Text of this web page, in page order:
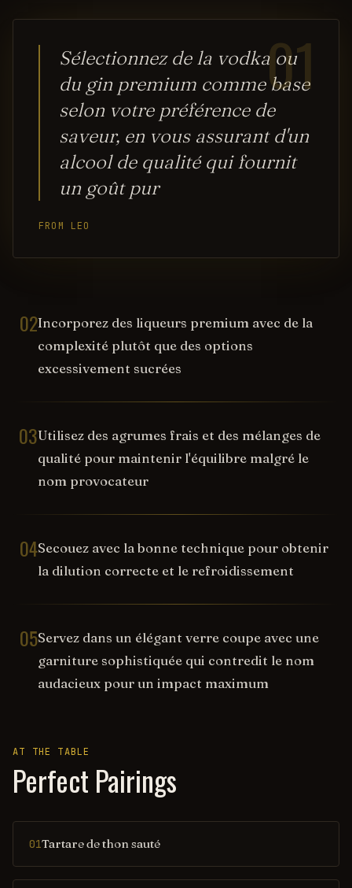
01
Sélectionnez de la vodka ou
du gin premium comme base
selon votre préférence de
saveur, en vous assurant d'un
alcool de qualité qui fournit
un goût pur
FROM LEO
02Incorporez des liqueurs premium avec de la
complexité plutôt que des options
excessivement sucrées
03Utilisez des agrumes frais et des mélanges de
qualité pour maintenir l'équilibre malgré le
nom provocateur
04Secouez avec la bonne technique pour obtenir
la dilution correcte et le refroidissement
05Servez dans un élégant verre coupe avec une
garniture sophistiquée qui contredit le nom
audacieux pour un impact maximum
AT THE TABLE
Perfect Pairings
01Tartare de thon sauté